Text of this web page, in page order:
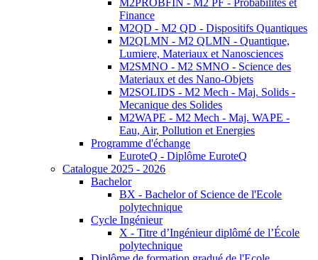
M2PROBFIN - M2 PF - Probabilités et
Finance
M2QD - M2 QD - Dispositifs Quantiques
M2QLMN - M2 QLMN - Quantique,
Lumiere, Materiaux et Nanosciences
M2SMNO - M2 SMNO - Science des
Materiaux et des Nano-Objets
M2SOLIDS - M2 Mech - Maj. Solids -
Mecanique des Solides
M2WAPE - M2 Mech - Maj. WAPE -
Eau, Air, Pollution et Energies
Programme d'échange
EuroteQ - Diplôme EuroteQ
Catalogue 2025 - 2026
Bachelor
BX - Bachelor of Science de l'Ecole
polytechnique
Cycle Ingénieur
X - Titre d’Ingénieur diplômé de l’École
polytechnique